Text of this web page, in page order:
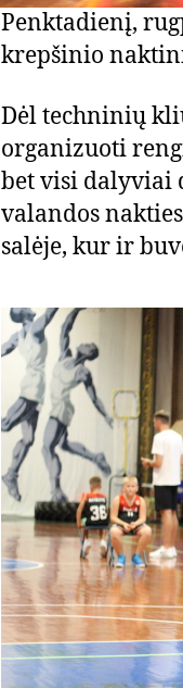
Penktadienį,
krepšinio
Dėl techninių
organizuoti
bet visi dalyviai
valandos
salėje, kur ir